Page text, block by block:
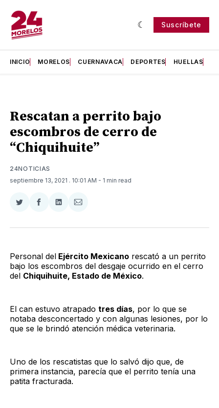
Suscríbete
INICIO MORELOS CUERNAVACA DEPORTES HUELLAS
Rescatan a perrito bajo
escombros de cerro de
“Chiquihuite”
24NOTICIAS
septiembre 13, 2021 . 10:01 AM - 1 min read
Compartir
Twitter
Compartir
Facebook
Compartir
LinkedIn
Compartir
Email
Personal del Ejército Mexicano rescató a un perrito
bajo los escombros del desgaje ocurrido en el cerro
del Chiquihuite, Estado de México.
El can estuvo atrapado tres días, por lo que se
notaba desconcertado y con algunas lesiones, por lo
que se le brindó atención médica veterinaria.
Uno de los rescatistas que lo salvó dijo que, de
primera instancia, parecía que el perrito tenía una
patita fracturada.